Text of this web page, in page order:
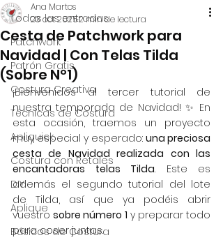
Todas las entradas
Patchwork
Patrón Gratis
Costura Creativa
Técnicas de Costura
Apliquick
Costura con Retales
DIY
Aplique
Básicos de Costura
Cesta de Patchwork para
Navidad | Con Telas Tilda
(Sobre Nº1)
Ana Martos
23 oct 20252 min de lectura
¡Bienvenidos al tercer tutorial de
nuestra temporada de Navidad! ✨ En
esta ocasión, traemos un proyecto
muy especial y esperado: una preciosa
cesta de Navidad realizada con las
encantadoras telas Tilda. Este es
además el segundo tutorial del lote
de Tilda, así que ya podéis abrir
vuestro sobre número 1 y preparar todo
para coser juntas.